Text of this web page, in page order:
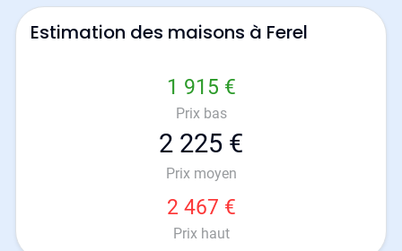
Estimation des maisons à Ferel
1 915 €
Prix bas
2 225 €
Prix moyen
2 467 €
Prix haut